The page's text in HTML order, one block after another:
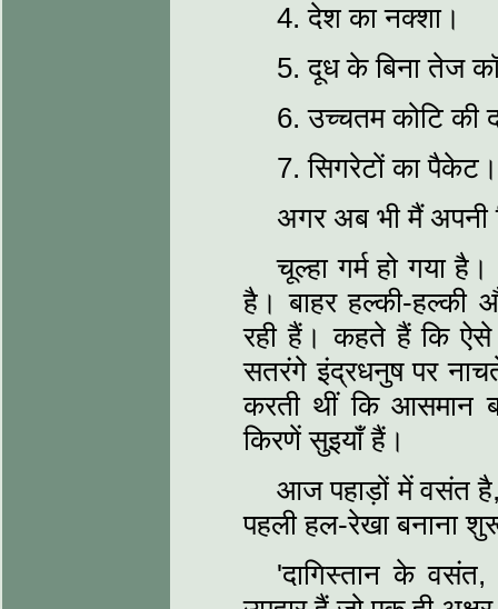
4. देश का नक्‍शा।
5. दूध के बिना तेज
6. उच्‍चतम कोटि की
7. सिगरेटों का पैकेट।
अगर अब भी मैं अपनी
चूल्‍हा गर्म हो गया
है। बाहर हल्‍की-हल्‍की
रही हैं। कहते हैं कि ऐसे
सतरंगे इंद्रधनुष पर
करती थीं कि आसमान
किरणें सुइयाँ हैं।
आज पहाड़ों में वसंत
पहली हल-रेखा बनाना
'दागिस्‍तान के